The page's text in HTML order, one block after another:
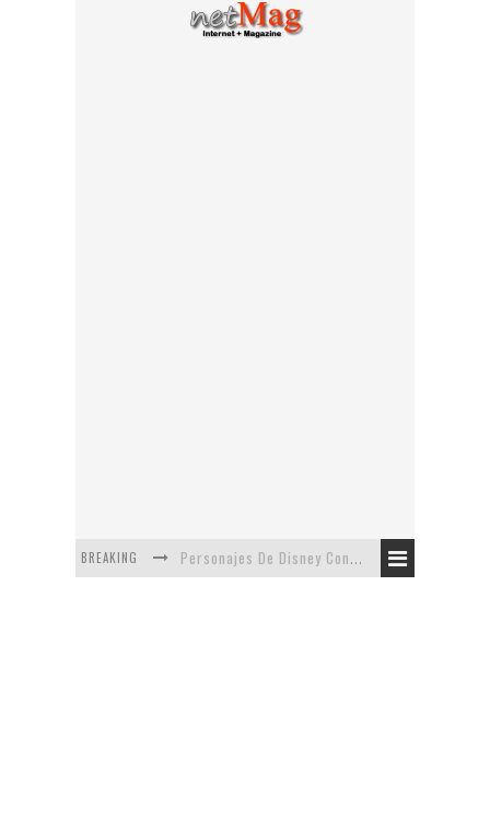
BREAKING Personajes De Disney Con Vestuarios Contemporáneos